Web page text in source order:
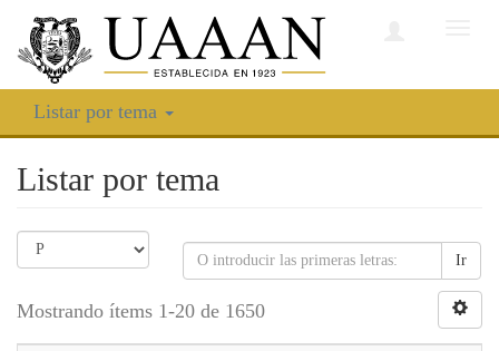
Listar por tema
Listar por tema
Ir
Mostrando ítems 1-20 de 1650